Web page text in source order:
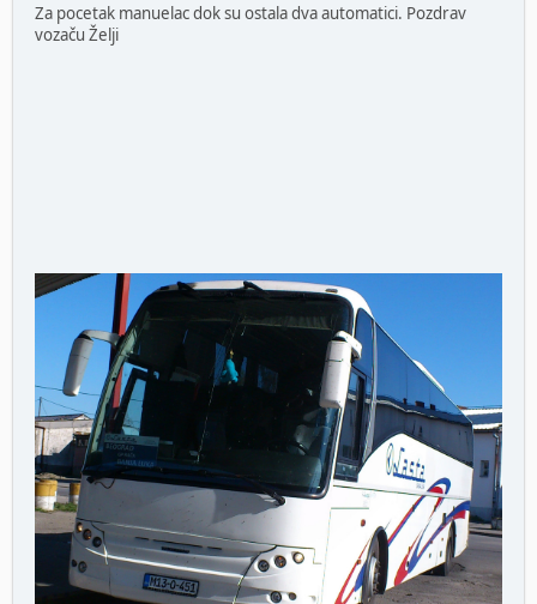
Za pocetak manuelac dok su ostala dva automatici. Pozdrav
vozaču Želji